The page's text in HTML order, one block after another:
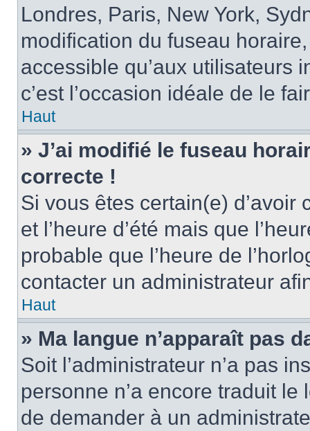
Londres, Paris, New York,
modification du fuseau
accessible qu’aux utilisateurs
c’est l’occasion idéale de le
Haut
» J’ai modifié le fuseau
correcte !
Si vous êtes certain(e)
et l’heure d’été mais que
probable que l’heure de
contacter un administrateur
Haut
» Ma langue n’apparaît pas
Soit l’administrateur n’a pas
personne n’a encore traduit
de demander à un